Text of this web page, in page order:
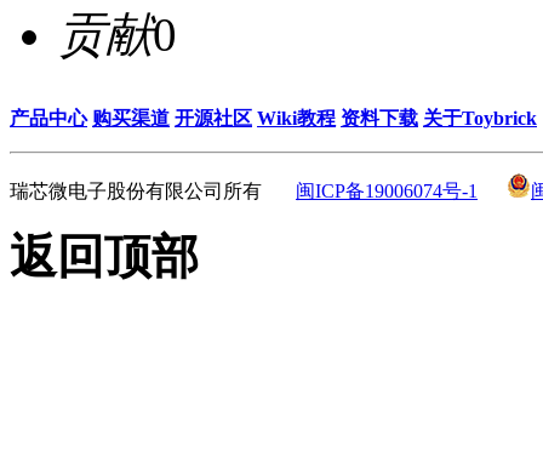
贡献0
产品中心 购买渠道 开源社区 Wiki教程 资料下载 关于Toybrick
瑞芯微电子股份有限公司所有 闽ICP备19006074号-1
返回顶部